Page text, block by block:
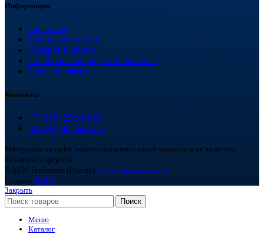
Информация
Гарантия
Доставка и оплата
Возврат и обмен
Политика конфиденциальности
Договор оферты
Контакты
+7 (918) 252-12-26
info@teploplas.com
Материалы на сайте имеют ознакомительный характер и не являются
публичной офертой.
© 2026 Теплоплас (Россия). Все права защищены.
Создано BOND
Закрыть
Поиск
Меню
Каталог